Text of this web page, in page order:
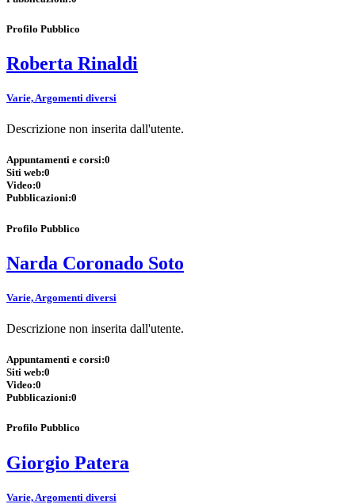
Profilo Pubblico
Roberta Rinaldi
Varie, Argomenti diversi
Descrizione non inserita dall'utente.
Appuntamenti e corsi:0
Siti web:0
Video:0
Pubblicazioni:0
Profilo Pubblico
Narda Coronado Soto
Varie, Argomenti diversi
Descrizione non inserita dall'utente.
Appuntamenti e corsi:0
Siti web:0
Video:0
Pubblicazioni:0
Profilo Pubblico
Giorgio Patera
Varie, Argomenti diversi